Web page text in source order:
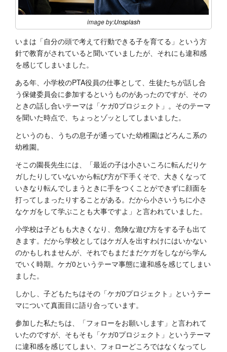
image by:Unsplash
いまは「自分の頭で考えて行動できる子を育てる」という方
針で教育がされていると聞いていましたが、それにも違和感
を感じてしまいました。
ある年、小学校のPTA役員の仕事として、生徒たちが話し合
う保健委員会に参加するというものがあったのですが、その
ときの話し合いテーマは「ケガ0プロジェクト」。そのテーマ
を聞いた時点で、ちょっとゾッとしてしまいました。
というのも、うちの息子が通っていた幼稚園はどろんこ系の
幼稚園。
そこの園長先生には、「最近の子は小さいころに転んだりケ
ガしたりしていないから転び方が下手くそで、大きくなって
いきなり転んでしまうときに手をつくことができずに顔面を
打ってしまったりすることがある。だから小さいうちに小さ
なケガをして学ぶことも大事ですよ」と言われていました。
小学校は子どもも大きくなり、危険な遊び方をする子も出て
きます。だから学校としてはケガ人を出すわけにはいかない
のかもしれませんが、それでもまだまだケガをしながら学ん
でいく時期。ケガ0というテーマ事態に違和感を感じてしまい
ました。
しかし、子どもたちはその「ケガ0プロジェクト」というテー
マについて真面目に語り合っています。
参加した私たちは、「フォローをお願いします」と言われて
いたのですが、そもそも「ケガ0プロジェクト」というテーマ
に違和感を感じてしまい、フォローどころではなくなってし